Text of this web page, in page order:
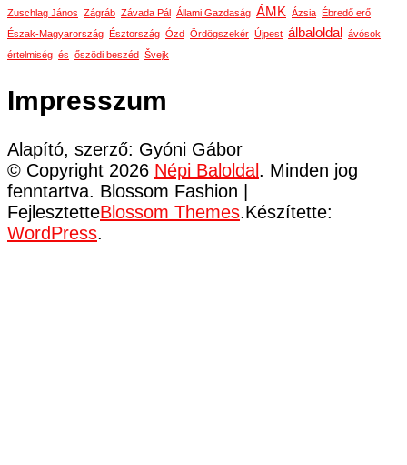
Zuschlag János Zágráb Závada Pál Állami Gazdaság ÁMK Ázsia
Ébredő erő
Észak-Magyarország
Észtország Ózd Ördögszekér Újpest álbaloldal
ávósok
értelmiség és őszödi beszéd Švejk
Impresszum
Alapító, szerző: Gyóni Gábor
© Copyright 2026 Népi Baloldal . Minden jog
fenntartva. Blossom Fashion |
FejlesztetteBlossom Themes.Készítette:
WordPress.